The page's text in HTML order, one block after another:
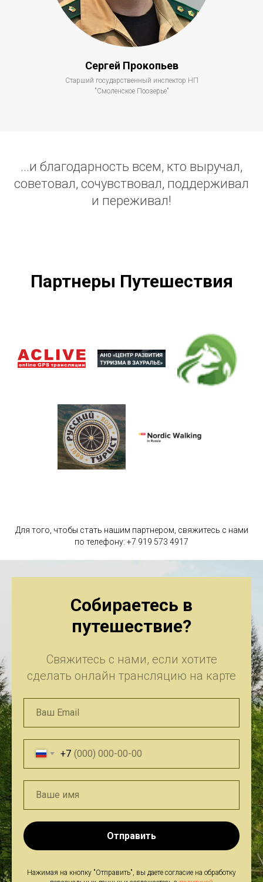
Сергей Прокопьев
Старший государственный инспектор НП
"Смоленское Поозерье"
...и благодарность всем, кто выручал,
советовал, сочувствовал, поддерживал
и переживал!
Партнеры Путешествия
Для того, чтобы стать нашим партнером, свяжитесь с нами
по телефону: +7 919 573 4917
Собираетесь в
путешествие?
Свяжитесь с нами, если хотите
сделать онлайн трансляцию на карте
+7
Отправить
Нажимая на кнопку "Отправить", вы даете согласие на обработку